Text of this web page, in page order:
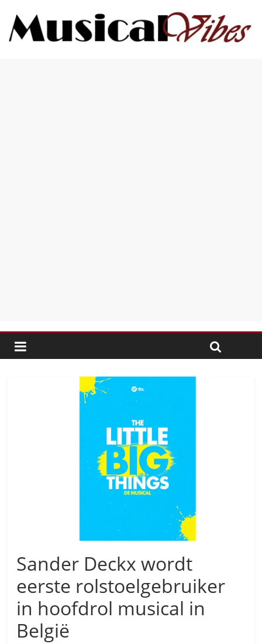
Sander Deckx wordt
eerste rolstoelgebruiker
in hoofdrol musical in
België